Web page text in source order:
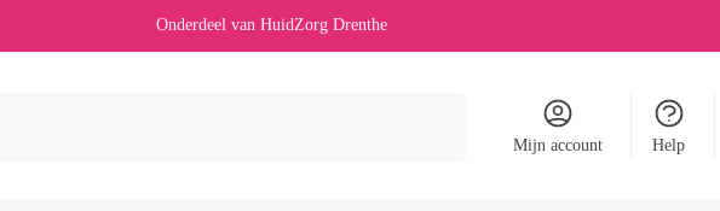
Onderdeel van HuidZorg Drenthe
Mijn account Help